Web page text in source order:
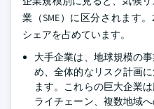
業（SME）に区分されます
シェアを占めています。
大手企業は、地球規模の
め、全体的なリスク計画
ます。これらの巨大企業
ライチェーン、複数地域